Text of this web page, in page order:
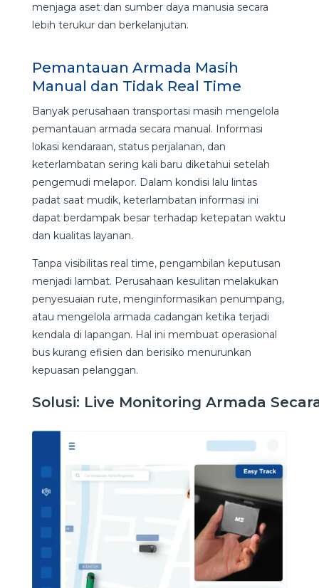
menjaga aset dan sumber daya manusia secara
lebih terukur dan berkelanjutan.
Pemantauan Armada Masih
Manual dan Tidak Real Time
Banyak perusahaan transportasi masih mengelola
pemantauan armada secara manual. Informasi
lokasi kendaraan, status perjalanan, dan
keterlambatan sering kali baru diketahui setelah
pengemudi melapor. Dalam kondisi lalu lintas
padat saat mudik, keterlambatan informasi ini
dapat berdampak besar terhadap ketepatan waktu
dan kualitas layanan.
Tanpa visibilitas real time, pengambilan keputusan
menjadi lambat. Perusahaan kesulitan melakukan
penyesuaian rute, menginformasikan penumpang,
atau mengelola armada cadangan ketika terjadi
kendala di lapangan. Hal ini membuat operasional
bus kurang efisien dan berisiko menurunkan
kepuasan pelanggan.
Solusi: Live Monitoring Armada